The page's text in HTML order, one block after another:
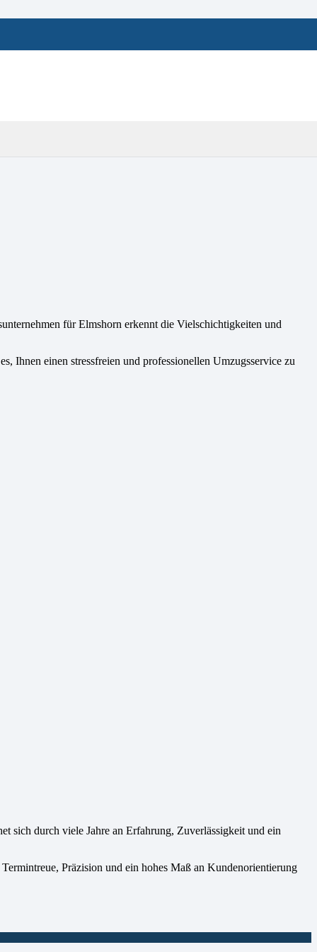
für Elmshorn erkennt die Vielschichtigkeiten und
Ihnen einen stressfreien und professionellen Umzugsservice zu
sich durch viele Jahre an Erfahrung, Zuverlässigkeit und ein
Präzision und ein hohes Maß an Kundenorientierung